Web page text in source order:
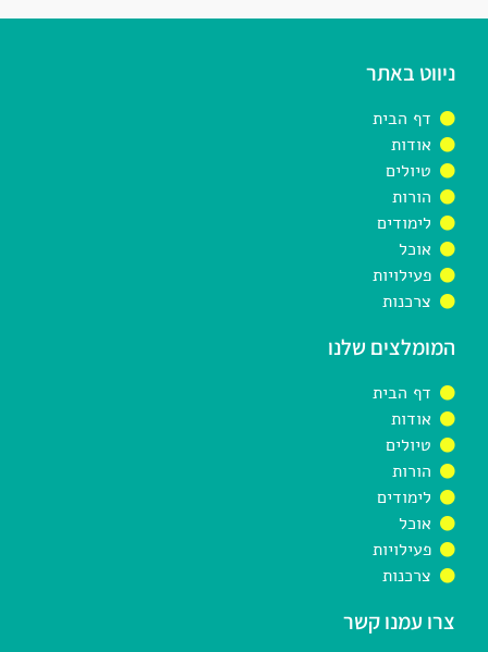
ניווט באתר
דף הבית
אודות
טיולים
הורות
לימודים
אוכל
פעילויות
צרכנות
המומלצים שלנו
דף הבית
אודות
טיולים
הורות
לימודים
אוכל
פעילויות
צרכנות
צרו עמנו קשר